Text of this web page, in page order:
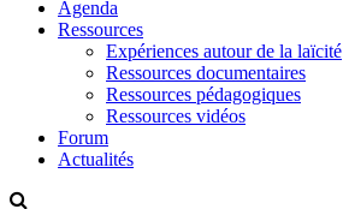
Agenda
Ressources
Expériences autour de la laïcité
Ressources documentaires
Ressources pédagogiques
Ressources vidéos
Forum
Actualités